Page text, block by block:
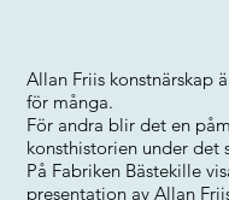
Allan Friis konstnärskap
för många.
För andra blir det en
konsthistorien under det
På Fabriken Bästekille
presentation av Allan